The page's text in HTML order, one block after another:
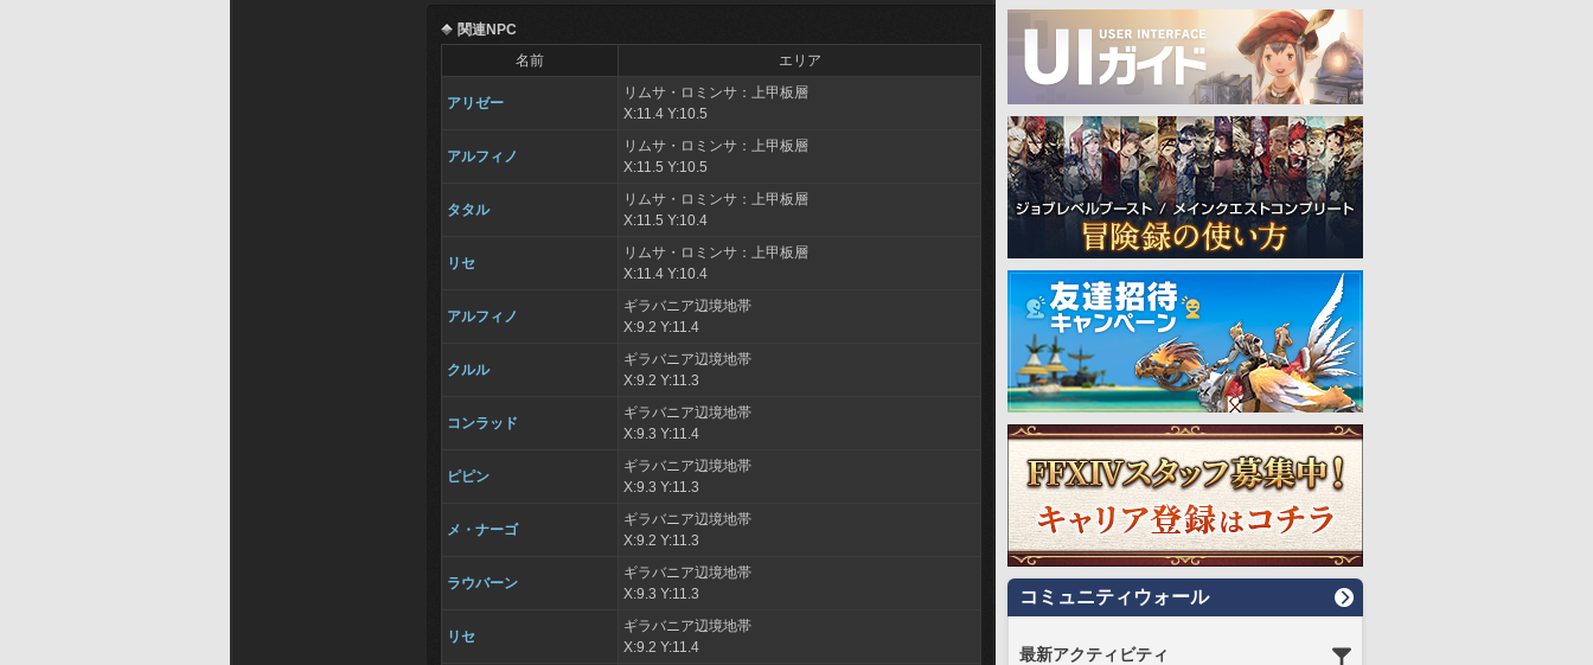
関連NPC
名前
エリア
アリゼー
リムサ・ロミンサ：上甲板層
X:11.4 Y:10.5
アルフィノ
リムサ・ロミンサ：上甲板層
X:11.5 Y:10.5
タタル
リムサ・ロミンサ：上甲板層
X:11.5 Y:10.4
リセ
リムサ・ロミンサ：上甲板層
X:11.4 Y:10.4
アルフィノ
ギラバニア辺境地帯
X:9.2 Y:11.4
クルル
ギラバニア辺境地帯
X:9.2 Y:11.3
コンラッド
ギラバニア辺境地帯
X:9.3 Y:11.4
ピピン
ギラバニア辺境地帯
X:9.3 Y:11.3
メ・ナーゴ
ギラバニア辺境地帯
X:9.2 Y:11.3
ラウバーン
ギラバニア辺境地帯
X:9.3 Y:11.3
リセ
ギラバニア辺境地帯
X:9.2 Y:11.4
コミュニティウォール
最新アクティビティ